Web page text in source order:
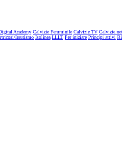
Academy Calvizie Femminile Calvizie TV Calvizie.net
Irsutismo Isolinea LLLT Per iniziare Principi attivi